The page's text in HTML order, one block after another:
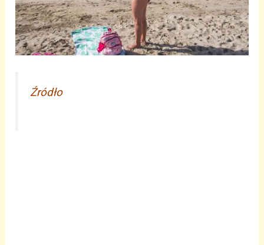
Źródło